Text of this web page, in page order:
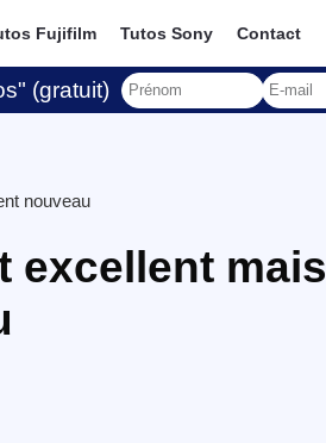
Fujifilm Tutos Sony Contact
(gratuit)
nouveau
excellent mais